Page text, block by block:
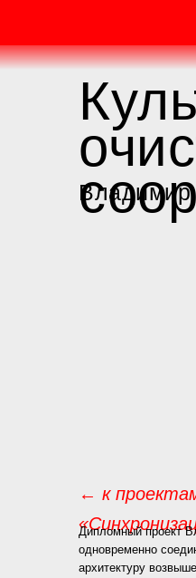
← к
Владимир
Дипломный проект
одновременно
архитектуру